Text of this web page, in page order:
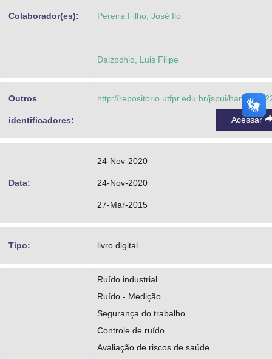
Colaborador(es): Pereira Filho, José Ilo
Dalzochio, Luis Filipe
Outros
identificadores:
http://repositorio.utfpr.edu.br/jspui/handle/1/
Acessar
Data:
24-Nov-2020
24-Nov-2020
27-Mar-2015
Tipo: livro digital
Ruído industrial
Ruído - Medição
Segurança do trabalho
Controle de ruído
Avaliação de riscos de saúde